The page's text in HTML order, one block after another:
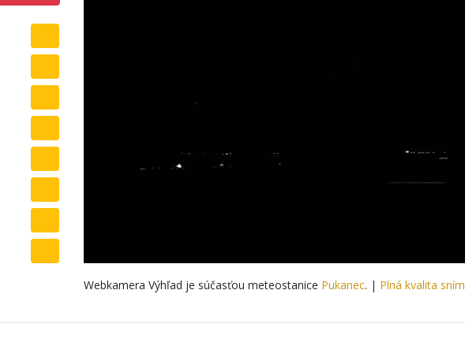
Webkamera Výhľad je súčasťou meteostanice Pukanec. | Plná kvalita